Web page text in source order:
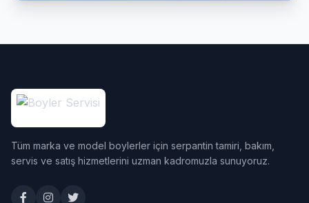
Tüm marka ve model boylerler için serpantin tamiri, bakım,
servis ve satış hizmetlerini uzman kadromuzla sunuyoruz.